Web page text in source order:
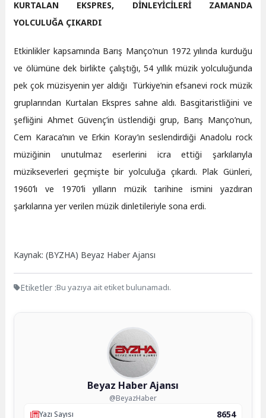
KURTALAN EKSPRES, DİNLEYİCİLERİ ZAMANDA
YOLCULUĞA ÇIKARDI
Etkinlikler kapsamında Barış Manço’nun 1972 yılında kurduğu
ve ölümüne dek birlikte çalıştığı, 54 yıllık müzik yolculuğunda
pek çok müzisyenin yer aldığı Türkiye’nin efsanevi rock müzik
gruplarından Kurtalan Ekspres sahne aldı. Basgitaristliğini ve
şefliğini Ahmet Güvenç’in üstlendiği grup, Barış Manço’nun,
Cem Karaca’nın ve Erkin Koray’ın seslendirdiği Anadolu rock
müziğinin unutulmaz eserlerini icra ettiği şarkılarıyla
müzikseverleri geçmişte bir yolculuğa çıkardı. Plak Günleri,
1960’lı ve 1970’li yılların müzik tarihine ismini yazdıran
şarkılarına yer verilen müzik dinletileriyle sona erdi.
Kaynak: (BYZHA) Beyaz Haber Ajansı
Etiketler :Bu yazıya ait etiket bulunamadı.
Beyaz Haber Ajansı
@BeyazHaber
Yazı Sayısı
8654